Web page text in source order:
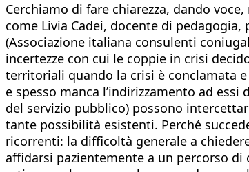
Cerchiamo di fare chiarezza, dando
come Livia Cadei, docente di
(Associazione italiana consulenti
incertezze con cui le coppie in crisi
territoriali quando la crisi è conclamata
e spesso manca l’indirizzamento ad
del servizio pubblico) possono
tante possibilità esistenti. Perché
ricorrenti: la difficoltà generale a
affidarsi pazientemente a un percorso